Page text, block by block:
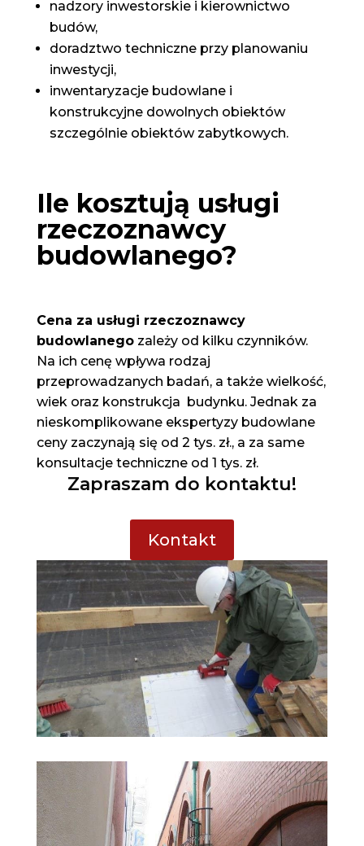
nadzory inwestorskie i kierownictwo
budów,
doradztwo techniczne przy planowaniu
inwestycji,
inwentaryzacje budowlane i
konstrukcyjne dowolnych obiektów
szczególnie obiektów zabytkowych.
Ile kosztują usługi
rzeczoznawcy
budowlanego?
Cena za usługi rzeczoznawcy
budowlanegozależy od kilku czynników.
Na ich cenę wpływa rodzaj
przeprowadzanych badań, a także wielkość,
wiek oraz konstrukcja budynku. Jednak za
nieskomplikowane ekspertyzy budowlane
ceny zaczynają się od 2 tys. zł., a za same
konsultacje techniczne od 1 tys. zł.
Zapraszam do kontaktu!
Kontakt